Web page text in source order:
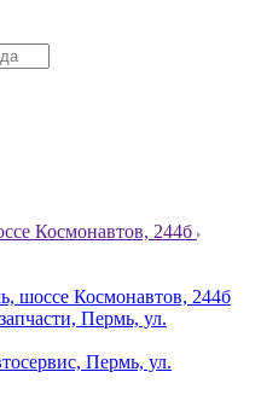
Космонавтов, 244б
шоссе Космонавтов, 244б
Пермь, ул.
Пермь, ул.